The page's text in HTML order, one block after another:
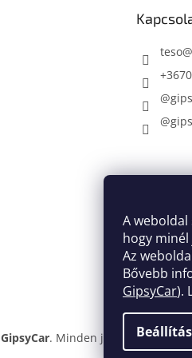
A
hogy
Az
Bővebb
GipsyCar).
teso@
GipsyCar. Minden jog fenntartva.